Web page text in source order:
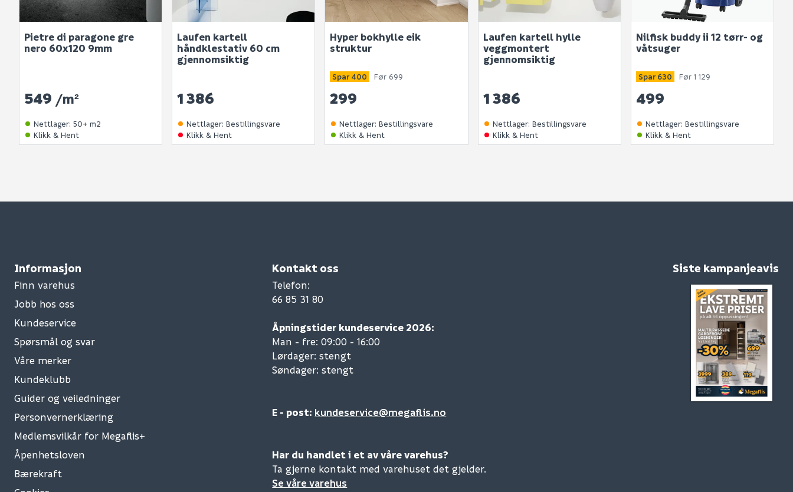
Pietre di paragone gre
nero 60x120 9mm
549 /m²
Nettlager: 50+ m2
Klikk & Hent
Laufen kartell
håndklestativ 60 cm
gjennomsiktig
1 386
Nettlager:Bestillingsvare
Klikk & Hent
Hyper bokhylle eik
struktur
299
Spar 400 Før 699
Nettlager:Bestillingsvare
Klikk & Hent
Laufen kartell hylle
veggmontert
gjennomsiktig
1 386
Nettlager: Bestillingsvare
Klikk & Hent
Nilfisk buddy ii 12 tørr- og
våtsuger
499
Spar 630 Før 1 129
Nettlager: Bestillingsvare
Klikk & Hent
Informasjon
Finn varehus
Jobb hos oss
Kundeservice
Spørsmål og svar
Våre merker
Kundeklubb
Guider og veiledninger
Personvernerklæring
Medlemsvilkår for Megaflis+
Åpenhetsloven
Bærekraft
Kontakt oss
Telefon:
66 85 31 80
Åpningstider kundeservice 2026:
Man - fre: 09:00 - 16:00
Lørdager: stengt
Søndager: stengt
E - post: kundeservice@megaflis.no
Har du handlet i et av våre varehus?
Ta gjerne kontakt med varehuset det gjelder.
Se våre varehus
Siste kampanjeavis